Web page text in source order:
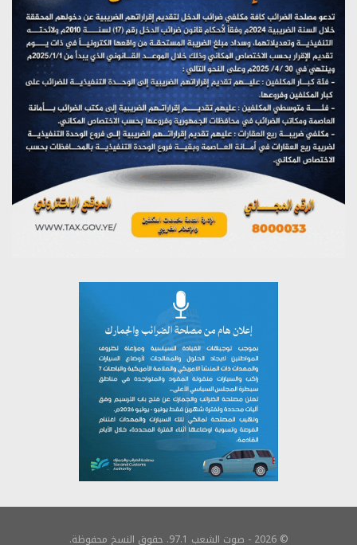
تستمعون لبرنامج (هندسة الوهم)
يوليو 28, 2026
مؤتمر صحفي لمركز عين الإنسانية حول جرائم تحالف العدوان
على اليمن
يوليو 27, 2026
تستمعون لبرنامج (مع السيد القائد)
يوليو 26, 2026
© 2026 - صوت الشعب 97.1. حقوق النسخ محفوظة.